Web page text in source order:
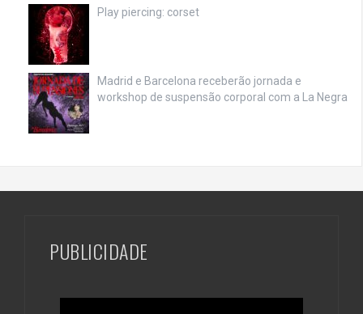
Play piercing: corset
Madrid e Barcelona receberão jornada e
workshop de suspensão corporal com a La Negra
PUBLICIDADE